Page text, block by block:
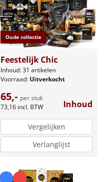
Oude collectie
Feestelijk Chic
Inhoud: 31 artikelen
Voorraad: Uitverkocht
65,- per stuk
73,16 incl. BTW Inhoud
Vergelijken
Verlanglijst